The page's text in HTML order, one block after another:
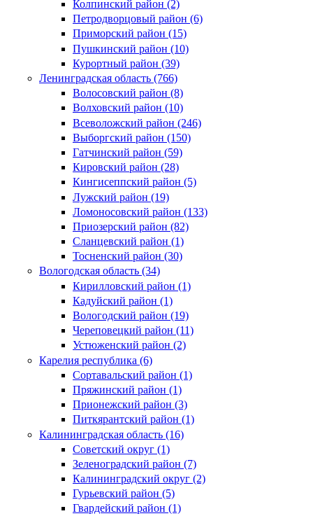
Колпинский район (2)
Петродворцовый район (6)
Приморский район (15)
Пушкинский район (10)
Курортный район (39)
Ленинградская область (766)
Волосовский район (8)
Волховский район (10)
Всеволожский район (246)
Выборгский район (150)
Гатчинский район (59)
Кировский район (28)
Кингисеппский район (5)
Лужский район (19)
Ломоносовский район (133)
Приозерский район (82)
Сланцевский район (1)
Тосненский район (30)
Вологодская область (34)
Кирилловский район (1)
Кадуйский район (1)
Вологодский район (19)
Череповецкий район (11)
Устюженский район (2)
Карелия республика (6)
Сортавальский район (1)
Пряжинский район (1)
Прионежский район (3)
Питкярантский район (1)
Калининградская область (16)
Советский округ (1)
Зеленоградский район (7)
Калининградский округ (2)
Гурьевский район (5)
Гвардейский район (1)